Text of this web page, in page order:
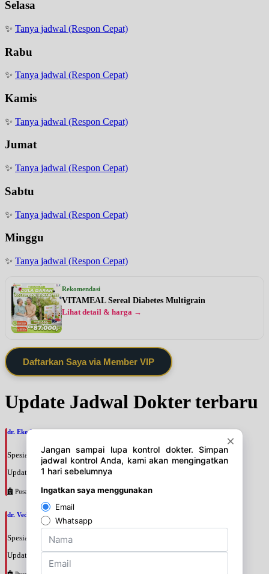
Selasa
✨ Tanya jadwal (Respon Cepat)
Rabu
✨ Tanya jadwal (Respon Cepat)
Kamis
✨ Tanya jadwal (Respon Cepat)
Jumat
✨ Tanya jadwal (Respon Cepat)
Sabtu
✨ Tanya jadwal (Respon Cepat)
Minggu
✨ Tanya jadwal (Respon Cepat)
Rekomendasi
VITAMEAL Sereal Diabetes Multigrain
Lihat detail & harga →
Daftarkan Saya via Member VIP
Update Jadwal Dokter terbaru
dr. Eko Hadi Waluyojati, SpM
Spesialis: Mata
Update terakhir: 2026-08-07 18:58:10
Pusat Pertamina
dr. Veda Charissa Nilampaka Parama Putri, SpM
Spesialis: Mata
Update terakhir: 2026-08-07 18:53:32